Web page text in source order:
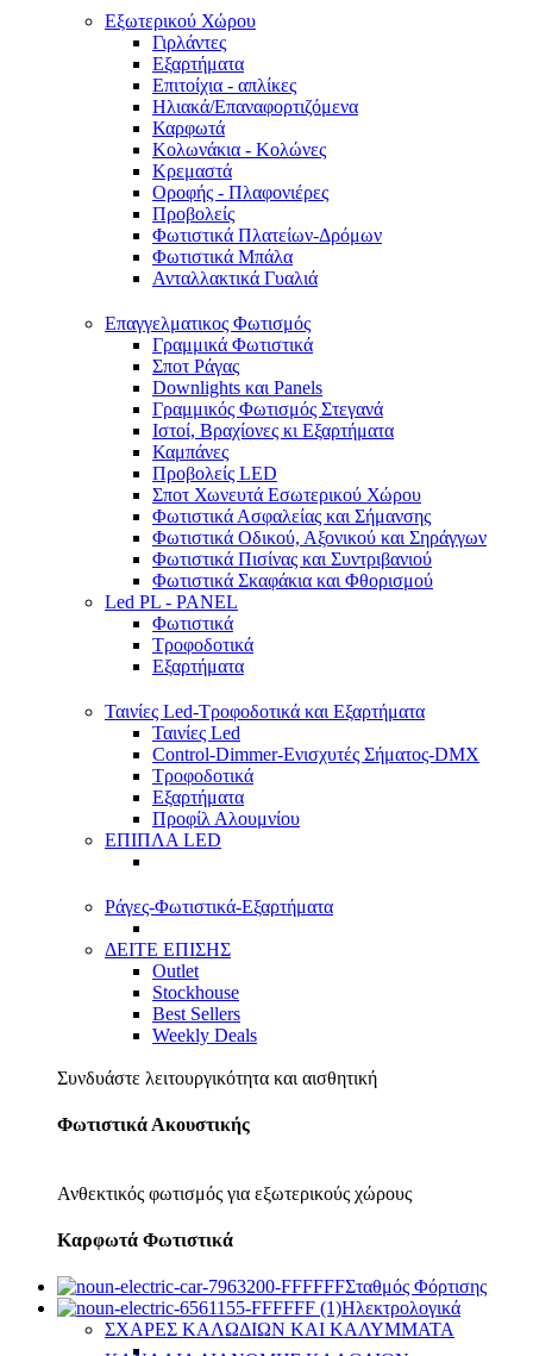
Εξωτερικού Χώρου
Γιρλάντες
Εξαρτήματα
Επιτοίχια - απλίκες
Ηλιακά/Επαναφορτιζόμενα
Καρφωτά
Κολωνάκια - Κολώνες
Κρεμαστά
Οροφής - Πλαφονιέρες
Προβολείς
Φωτιστικά Πλατείων-Δρόμων
Φωτιστικά Μπάλα
Ανταλλακτικά Γυαλιά
Επαγγελματικος Φωτισμός
Γραμμικά Φωτιστικά
Σποτ Ράγας
Downlights και Panels
Γραμμικός Φωτισμός Στεγανά
Ιστοί, Βραχίονες κι Εξαρτήματα
Καμπάνες
Προβολείς LED
Σποτ Χωνευτά Εσωτερικού Χώρου
Φωτιστικά Ασφαλείας και Σήμανσης
Φωτιστικά Οδικού, Αξονικού και Σηράγγων
Φωτιστικά Πισίνας και Συντριβανιού
Φωτιστικά Σκαφάκια και Φθορισμού
Led PL - PANEL
Φωτιστικά
Τροφοδοτικά
Εξαρτήματα
Ταινίες Led-Τροφοδοτικά και Εξαρτήματα
Ταινίες Led
Control-Dimmer-Ενισχυτές Σήματος-DMX
Τροφοδοτικά
Εξαρτήματα
Προφίλ Αλουμνίου
ΕΠΙΠΛΑ LED
Ράγες-Φωτιστικά-Εξαρτήματα
ΔΕΙΤΕ ΕΠΙΣΗΣ
Outlet
Stockhouse
Best Sellers
Weekly Deals
Συνδυάστε λειτουργικότητα και αισθητική
Φωτιστικά Ακουστικής
Ανθεκτικός φωτισμός για εξωτερικούς χώρους
Καρφωτά Φωτιστικά
Σταθμός Φόρτισης
Ηλεκτρολογικά
ΣΧΑΡΕΣ ΚΑΛΩΔΙΩΝ ΚΑΙ ΚΑΛΥΜΜΑΤΑ